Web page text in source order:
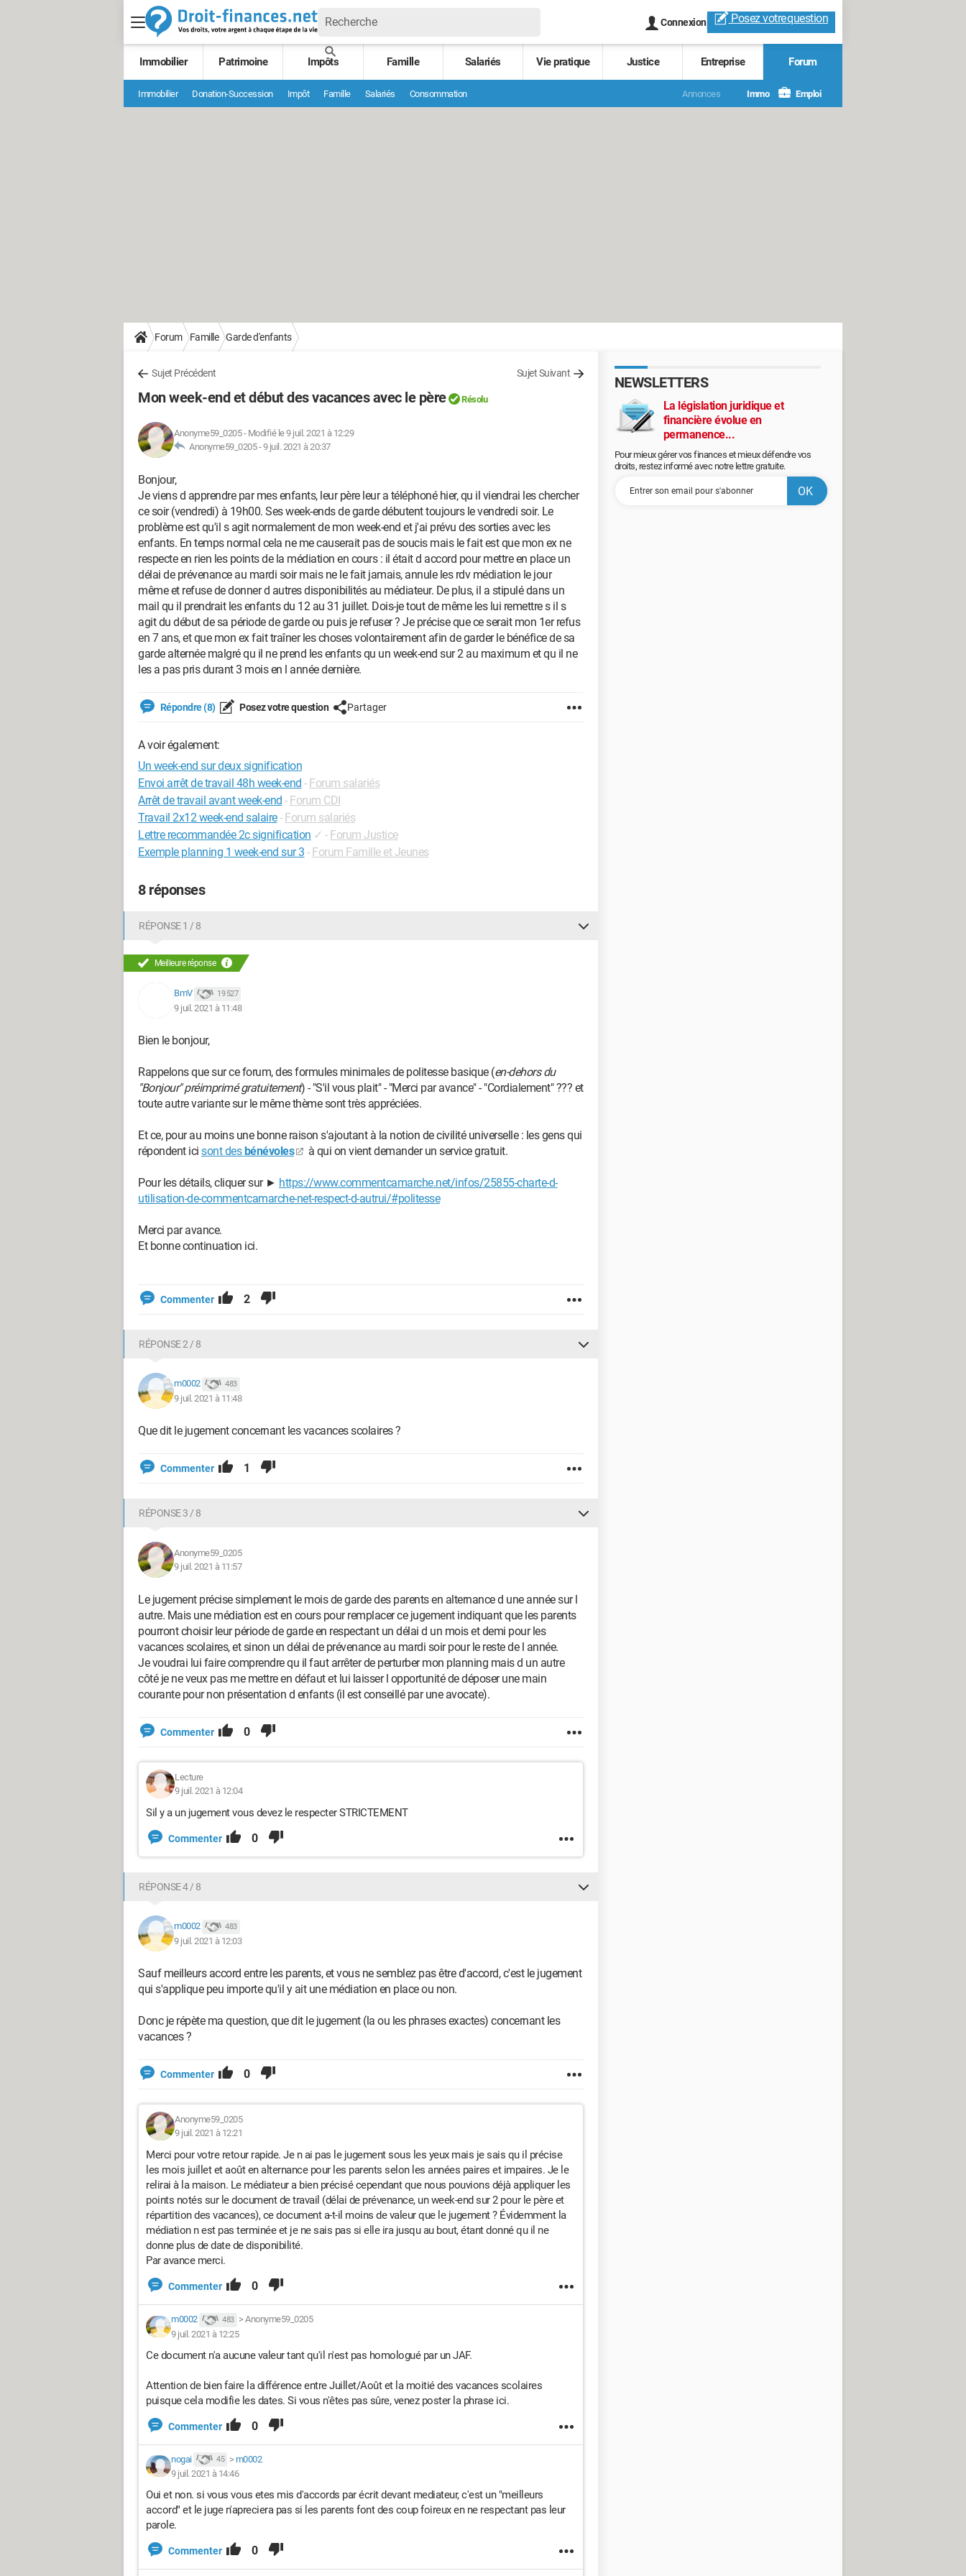
Connexion Posez votrequestion
Immobilier Patrimoine Impôts Famille Salariés Vie pratique Justice Entreprise Forum
Immobilier Donation-Succession Impôt Famille Salariés Consommation Annonces Immo Emploi
Forum Famille Garde d'enfants
Sujet Précédent Sujet Suivant
Mon week-end et début des vacances avec le père Résolu
Anonyme59_0205- Modifié le 9 juil. 2021 à 12:29
Anonyme59_0205 -9 juil. 2021 à 20:37
Bonjour,
Je viens d apprendre par mes enfants, leur père leur a téléphoné hier, qu il viendrai les chercher
ce soir (vendredi) à 19h00. Ses week-ends de garde débutent toujours le vendredi soir. Le
problème est qu'il s agit normalement de mon week-end et j'ai prévu des sorties avec les
enfants. En temps normal cela ne me causerait pas de soucis mais le fait est que mon ex ne
respecte en rien les points de la médiation en cours : il était d accord pour mettre en place un
délai de prévenance au mardi soir mais ne le fait jamais, annule les rdv médiation le jour
même et refuse de donner d autres disponibilités au médiateur. De plus, il a stipulé dans un
mail qu il prendrait les enfants du 12 au 31 juillet. Dois-je tout de même les lui remettre s il s
agit du début de sa période de garde ou puis je refuser ? Je précise que ce serait mon 1er refus
en 7 ans, et que mon ex fait traîner les choses volontairement afin de garder le bénéfice de sa
garde alternée malgré qu il ne prend les enfants qu un week-end sur 2 au maximum et qu il ne
les a pas pris durant 3 mois en l année dernière.
Répondre (8) Posez votre question Partager
A voir également:
Un week-end sur deux signification
Envoi arrêt de travail 48h week-end - Forum salariés
Arrêt de travail avant week-end - Forum CDI
Travail 2x12 week-end salaire- Forum salariés
Lettre recommandée 2c signification ✓ - Forum Justice
Exemple planning 1 week-end sur 3 - Forum Famille et Jeunes
8 réponses
RÉPONSE 1 / 8
Meilleure réponse
BmV 19 527
9 juil. 2021 à 11:48
Bien le bonjour,
Rappelons que sur ce forum, des formules minimales de politesse basique (en-dehors du
"Bonjour" préimprimé gratuitement) - "S'il vous plait" - "Merci par avance" - "Cordialement" ??? et
toute autre variante sur le même thème sont très appréciées.
Et ce, pour au moins une bonne raison s'ajoutant à la notion de civilité universelle : les gens qui
répondent ici sont desbénévoles à qui on vient demander un service gratuit.
Pour les détails, cliquer sur ► https://www.commentcamarche.net/infos/25855-charte-d-
utilisation-de-commentcamarche-net-respect-d-autrui/#politesse
Merci par avance.
Et bonne continuation ici.
Commenter 2
RÉPONSE 2 / 8
m0002 483
9 juil. 2021 à 11:48
Que dit le jugement concernant les vacances scolaires ?
Commenter 1
RÉPONSE 3 / 8
Anonyme59_0205
9 juil. 2021 à 11:57
Le jugement précise simplement le mois de garde des parents en alternance d une année sur l
autre. Mais une médiation est en cours pour remplacer ce jugement indiquant que les parents
pourront choisir leur période de garde en respectant un délai d un mois et demi pour les
vacances scolaires, et sinon un délai de prévenance au mardi soir pour le reste de l année.
Je voudrai lui faire comprendre qu il faut arrêter de perturber mon planning mais d un autre
côté je ne veux pas me mettre en défaut et lui laisser l opportunité de déposer une main
courante pour non présentation d enfants (il est conseillé par une avocate).
Commenter 0
Lecture
9 juil. 2021 à 12:04
Sil y a un jugement vous devez le respecter STRICTEMENT
Commenter 0
RÉPONSE 4 / 8
m0002 483
9 juil. 2021 à 12:03
Sauf meilleurs accord entre les parents, et vous ne semblez pas être d'accord, c'est le jugement
qui s'applique peu importe qu'il y ait une médiation en place ou non.
Donc je répète ma question, que dit le jugement (la ou les phrases exactes) concernant les
vacances ?
Commenter 0
Anonyme59_0205
9 juil. 2021 à 12:21
Merci pour votre retour rapide. Je n ai pas le jugement sous les yeux mais je sais qu il précise
les mois juillet et août en alternance pour les parents selon les années paires et impaires. Je le
relirai à la maison. Le médiateur a bien précisé cependant que nous pouvions déjà appliquer les
points notés sur le document de travail (délai de prévenance, un week-end sur 2 pour le père et
répartition des vacances), ce document a-t-il moins de valeur que le jugement ? Évidemment la
médiation n est pas terminée et je ne sais pas si elle ira jusqu au bout, étant donné qu il ne
donne plus de date de disponibilité.
Par avance merci.
Commenter 0
m0002 483 > Anonyme59_0205
9 juil. 2021 à 12:25
Ce document n'a aucune valeur tant qu'il n'est pas homologué par un JAF.
Attention de bien faire la différence entre Juillet/Août et la moitié des vacances scolaires
puisque cela modifie les dates. Si vous n'êtes pas sûre, venez poster la phrase ici.
Commenter 0
nogai 45 > m0002
9 juil. 2021 à 14:46
Oui et non. si vous vous etes mis d'accords par écrit devant mediateur, c'est un "meilleurs
accord" et le juge n'apreciera pas si les parents font des coup foireux en ne respectant pas leur
parole.
Commenter 0
NEWSLETTERS
La législation juridique et
financière évolue en
permanence...
Pour mieux gérer vos finances et mieux défendre vos
droits, restez informé avec notre lettre gratuite.